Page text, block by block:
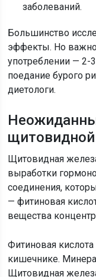
заболеваний.
Большинство
эффекты. Но
употреблении —
поедание бурого
диетологи.
Щитовидная
выработки
соединения,
— фитиновая
вещества
Фитиновая
кишечнике.
Щитовидная